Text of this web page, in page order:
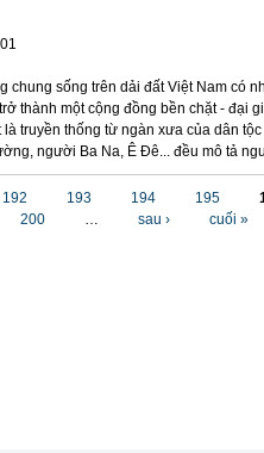
chung sống trên dải đất Việt Nam có
thành một cộng đồng bền chặt - đại
truyền thống từ ngàn xưa của dân
người Ba Na, Ê Đê... đều mô tả
192 193 194 195
200
… sau › cuối »